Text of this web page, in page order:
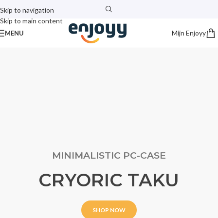
Skip to navigation
Skip to main content
MENU Mijn Enjoyy
CRYORIC TAKU
MINIMALISTIC PC-CASE
SHOP NOW